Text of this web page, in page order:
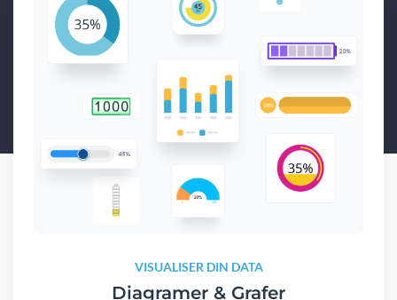
VISUALISER DIN DATA
Diagramer & Grafer